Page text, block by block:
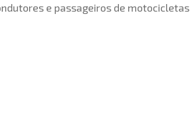
e passageiros de motocicletas